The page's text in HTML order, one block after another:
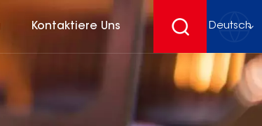
Kontaktiere Uns Deutsch
English